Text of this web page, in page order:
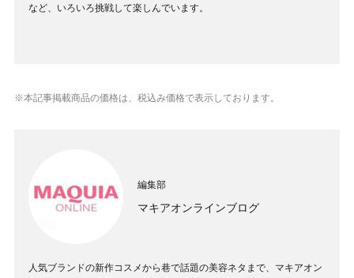
など、いろいろ挑戦して楽しんでいます。
※本記事掲載商品の価格は、税込み価格で表示しております。
編集部
マキアオンラインブログ
人気ブランドの新作コスメから巷で話題の美容ネタまで、マキアオン